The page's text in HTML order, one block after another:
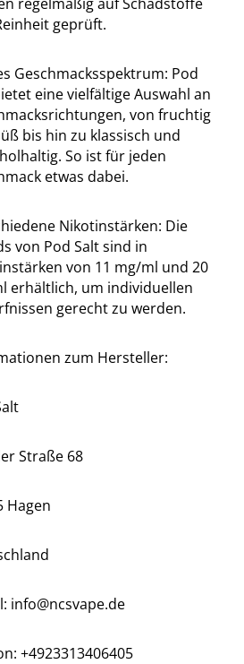
geprüft.
Geschmacksspektrum: Pod
eine vielfältige Auswahl an
von fruchtig
bis hin zu klassisch und
So ist für jeden
etwas dabei.
Nikotinstärken: Die
von Pod Salt sind in
von 11 mg/ml und 20
erhältlich, um individuellen
gerecht zu werden.
zum Hersteller:
Straße 68
Hagen
info@ncsvape.de
+4923313406405